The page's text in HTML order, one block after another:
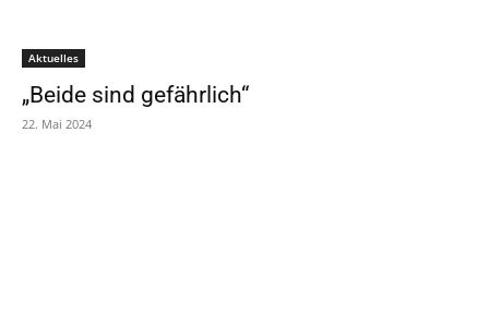
Aktuelles
„Beide sind gefährlich“
22. Mai 2024